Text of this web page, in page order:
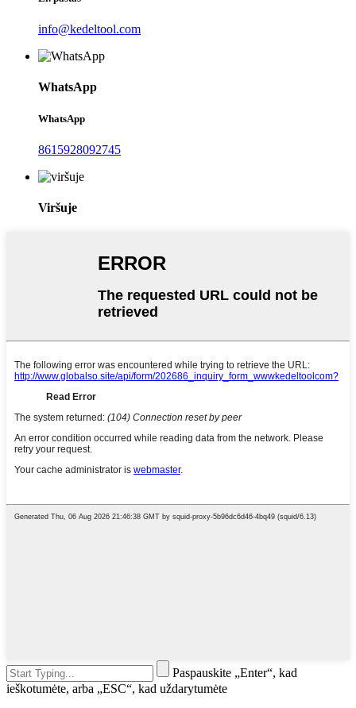
info@kedeltool.com
WhatsApp
WhatsApp
8615928092745
Viršuje
Paspauskite „Enter“, kad
ieškotumėte, arba „ESC“, kad uždarytumėte